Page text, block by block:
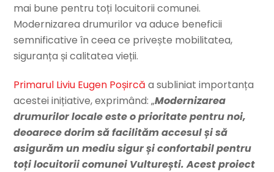
mai bune pentru toți locuitorii comunei.
Modernizarea drumurilor va aduce beneficii
semnificative în ceea ce privește mobilitatea,
siguranța și calitatea vieții.
Primarul Liviu Eugen Poșircă a subliniat importanța
acestei inițiative, exprimând: „Modernizarea
drumurilor locale este o prioritate pentru noi,
deoarece dorim să facilităm accesul și să
asigurăm un mediu sigur și confortabil pentru
toți locuitorii comunei Vulturești. Acest proiect